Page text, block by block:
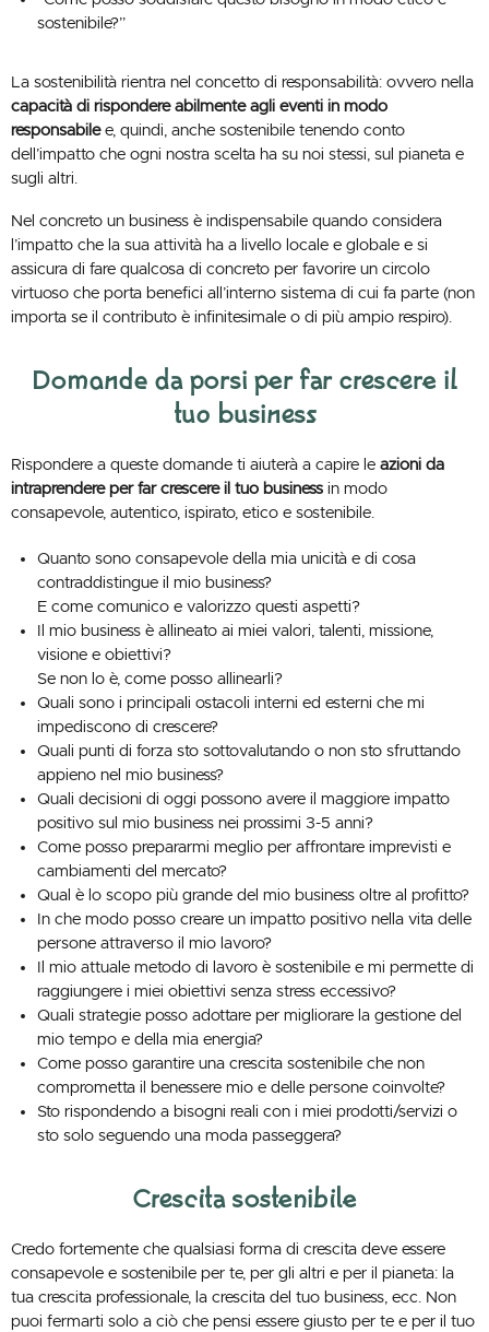
sostenibile?”
La sostenibilità rientra nel concetto di responsabilità: ovvero nella
capacità di rispondere abilmente agli eventi in modo
responsabilee, quindi, anche sostenibile tenendo conto
dell’impatto che ogni nostra scelta ha su noi stessi, sul pianeta e
sugli altri.
Nel concreto un business è indispensabile quando considera
l’impatto che la sua attività ha a livello locale e globale e si
assicura di fare qualcosa di concreto per favorire un circolo
virtuoso che porta benefici all’interno sistema di cui fa parte (non
importa se il contributo è infinitesimale o di più ampio respiro).
Domande da porsi per far crescere il
tuo business
Rispondere a queste domande ti aiuterà a capire le azioni da
intraprendere per far crescere il tuo business in modo
consapevole, autentico, ispirato, etico e sostenibile.
Quanto sono consapevole della mia unicità e di cosa
contraddistingue il mio business?
E come comunico e valorizzo questi aspetti?
Il mio business è allineato ai miei valori, talenti, missione,
visione e obiettivi?
Se non lo è, come posso allinearli?
Quali sono i principali ostacoli interni ed esterni che mi
impediscono di crescere?
Quali punti di forza sto sottovalutando o non sto sfruttando
appieno nel mio business?
Quali decisioni di oggi possono avere il maggiore impatto
positivo sul mio business nei prossimi 3-5 anni?
Come posso prepararmi meglio per affrontare imprevisti e
cambiamenti del mercato?
Qual è lo scopo più grande del mio business oltre al profitto?
In che modo posso creare un impatto positivo nella vita delle
persone attraverso il mio lavoro?
Il mio attuale metodo di lavoro è sostenibile e mi permette di
raggiungere i miei obiettivi senza stress eccessivo?
Quali strategie posso adottare per migliorare la gestione del
mio tempo e della mia energia?
Come posso garantire una crescita sostenibile che non
comprometta il benessere mio e delle persone coinvolte?
Sto rispondendo a bisogni reali con i miei prodotti/servizi o
sto solo seguendo una moda passeggera?
Crescita sostenibile
Credo fortemente che qualsiasi forma di crescita deve essere
consapevole e sostenibile per te, per gli altri e per il pianeta: la
tua crescita professionale, la crescita del tuo business, ecc. Non
puoi fermarti solo a ciò che pensi essere giusto per te e per il tuo